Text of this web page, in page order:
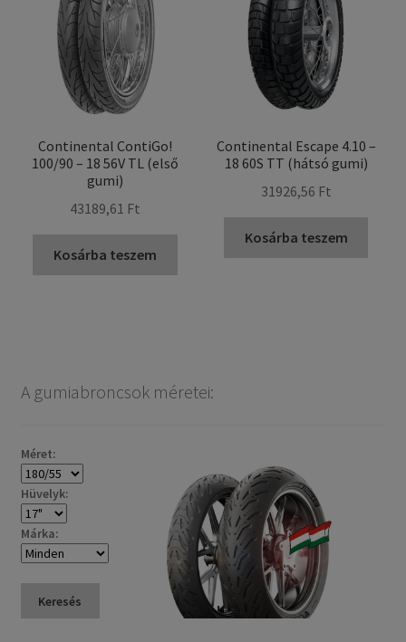
Continental ContiGo!
100/90 – 18 56V TL (első
gumi)
43189,61 Ft
Kosárba teszem
Continental Escape 4.10 –
18 60S TT (hátsó gumi)
31926,56 Ft
Kosárba teszem
A gumiabroncsok méretei:
Méret:
Hüvelyk:
Márka:
Keresés